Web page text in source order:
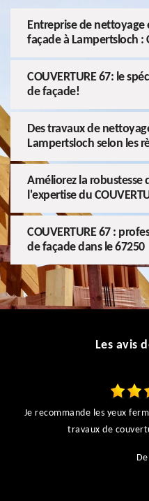
Entreprise de
façade à Lampertsloch :
COUVERTURE 67: le
de façade!
Des travaux de
Lampertsloch selon les
Améliorez la robustesse
l'expertise du
COUVERTURE 67 :
de façade dans le 67250
Les avis
Je recommande les yeux
travaux de